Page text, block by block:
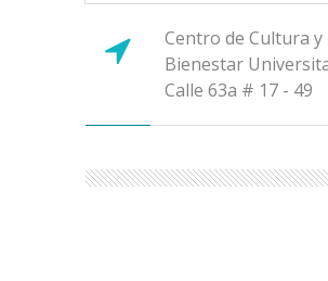
Centro de Cultura y
Bienestar
Calle 63a # 17 - 49